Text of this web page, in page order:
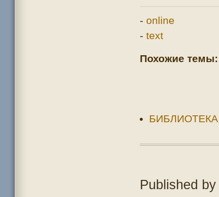
- online
- text
Похожие темы:
БИБЛИОТЕКА
Published